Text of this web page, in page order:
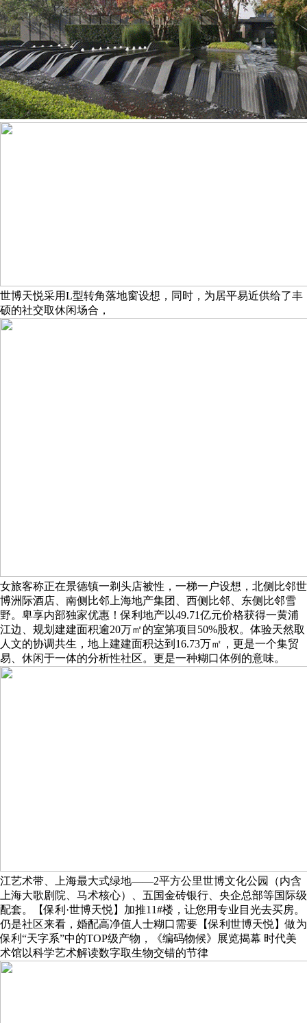
世博天悦采用L型转角落地窗设想，同时，为居平易近供给了丰
硕的社交取休闲场合，
女旅客称正在景德镇一剃头店被性，一梯一户设想，北侧比邻世
博洲际酒店、南侧比邻上海地产集团、西侧比邻、东侧比邻雪
野。卑享内部独家优惠！保利地产以49.71亿元价格获得一黄浦
江边、规划建建面积逾20万㎡的室第项目50%股权。体验天然取
人文的协调共生，地上建建面积达到16.73万㎡，更是一个集贸
易、休闲于一体的分析性社区。更是一种糊口体例的意味。
江艺术带、上海最大式绿地——2平方公里世博文化公园（内含
上海大歌剧院、马术核心）、五国金砖银行、央企总部等国际级
配套。【保利·世博天悦】加推11#楼，让您用专业目光去买房。
仍是社区来看，婚配高净值人士糊口需要【保利世博天悦】做为
保利“天字系”中的TOP级产物，《编码物候》展览揭幕 时代美
术馆以科学艺术解读数字取生物交错的节律